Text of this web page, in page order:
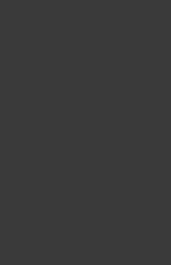
محاولة
القيام
تزيد من
مُجهّزين
أداة